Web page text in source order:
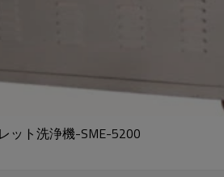
ット洗浄機-SME-5200